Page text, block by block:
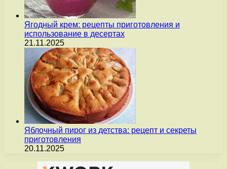
Ягодный крем: рецепты приготовления и
использование в десертах
21.11.2025
Яблочный пирог из детства: рецепт и секреты
приготовления
20.11.2025